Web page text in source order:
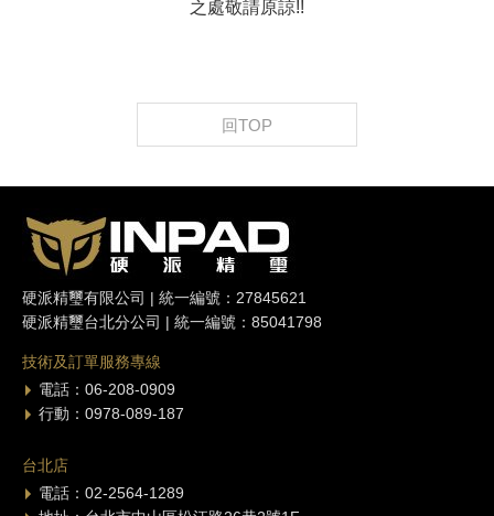
之處敬請原諒!!
回TOP
硬派精璽有限公司 | 統一編號：27845621
硬派精璽台北分公司 | 統一編號：85041798
技術及訂單服務專線
電話：06-208-0909
行動：0978-089-187
台北店
電話：02-2564-1289